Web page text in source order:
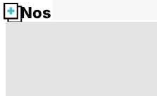
Nos fiches santé